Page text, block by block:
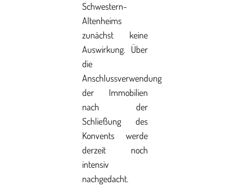
Schwestern-
Altenheims
zunächst keine
Auswirkung. Über
die
Anschlussverwendung
der Immobilien
nach der
Schließung des
Konvents werde
derzeit noch
intensiv
nachgedacht.